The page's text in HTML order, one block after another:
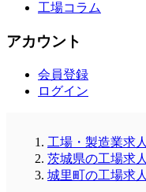
工場コラム
アカウント
会員登録
ログイン
工場・製造業求人
茨城県の工場求人
城里町の工場求人